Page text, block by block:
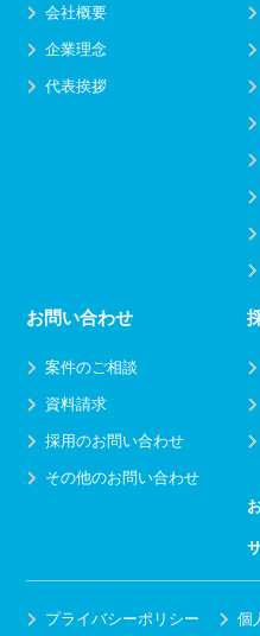
会社概要
企業理念
代表挨拶
お問い合わせ
案件のご相談
資料請求
採用のお問い合わせ
その他のお問い合わせ
プライバシーポリシー 個